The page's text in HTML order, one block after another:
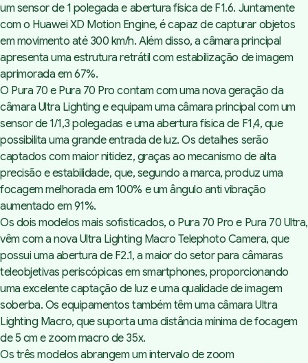
um sensor de 1 polegada e abertura física de F1.6. Juntamente
com o Huawei XD Motion Engine, é capaz de capturar objetos
em movimento até 300 km/h. Além disso, a câmara principal
apresenta uma estrutura retrátil com estabilização de imagem
aprimorada em 67%.
O Pura 70 e Pura 70 Pro contam com uma nova geração da
câmara Ultra Lighting e equipam uma câmara principal com um
sensor de 1/1,3 polegadas e uma abertura física de F1,4, que
possibilita uma grande entrada de luz. Os detalhes serão
captados com maior nitidez, graças ao mecanismo de alta
precisão e estabilidade, que, segundo a marca, produz uma
focagem melhorada em 100% e um ângulo anti vibração
aumentado em 91%.
Os dois modelos mais sofisticados, o Pura 70 Pro e Pura 70 Ultra,
vêm com a nova Ultra Lighting Macro Telephoto Camera, que
possui uma abertura de F2.1, a maior do setor para câmaras
teleobjetivas periscópicas em smartphones, proporcionando
uma excelente captação de luz e uma qualidade de imagem
soberba. Os equipamentos também têm uma câmara Ultra
Lighting Macro, que suporta uma distância mínima de focagem
de 5 cm e zoom macro de 35x.
Os três modelos abrangem um intervalo de zoom